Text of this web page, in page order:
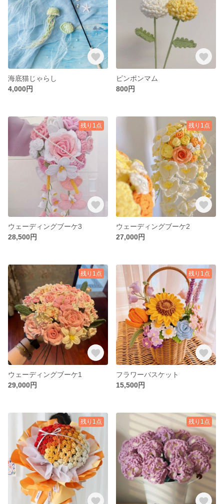
海底猫じゃらし
4,000円
ピンポンマム
800円
残り1点
ウェーディングブーケ3
28,500円
残り1点
ウェーディングブーケ2
27,000円
残り1点
ウェーディングブーケ1
29,000円
残り1点
フラワーバスケット
15,500円
残り1点 残り1点